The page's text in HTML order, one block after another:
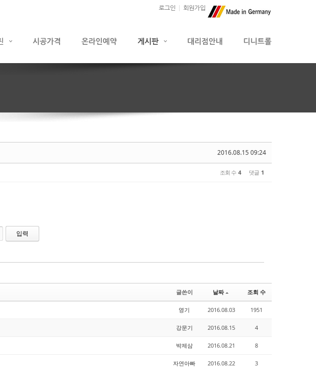
로그인 회원가입
2016.08.15 09:24
조회 수 4 댓글 1
글쓴이 날짜 조회 수
영기 2016.08.03 1951
강문기 2016.08.15 4
박제삼 2016.08.21 8
자연아빠 2016.08.22 3